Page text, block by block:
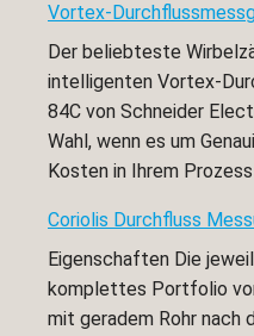
Vortex-
Der beliebteste
intelligenten Vortex-
84C von Schneider
Wahl, wenn es um
Kosten in Ihrem
Coriolis Durchfluss
Eigenschaften Die
komplettes Portfolio
mit geradem Rohr nach